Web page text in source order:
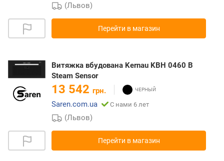
(Львов)
Перейти в магазин
Витяжка вбудована Kernau KBH 0460 B
Steam Sensor
13 542 грн.
Saren.com.ua
С нами 6 лет
(Львов)
Перейти в магазин